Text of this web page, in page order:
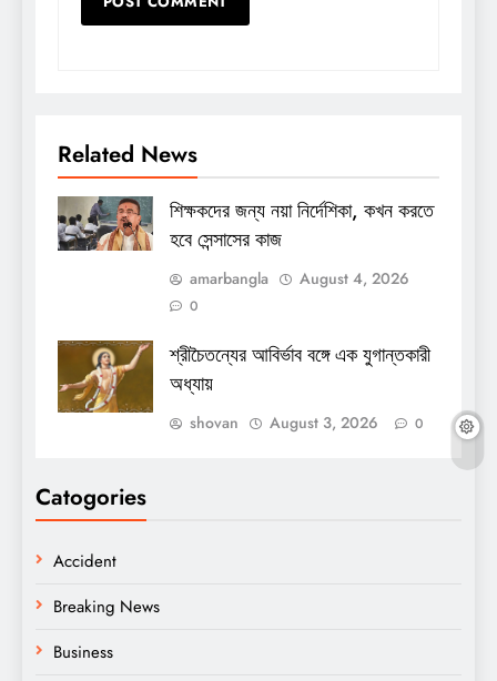
Related News
শিক্ষকদের জন্য নয়া নির্দেশিকা, কখন করতে
হবে সেন্সাসের কাজ
amarbangla August 4, 2026
0
শ্রীচৈতন্যের আবির্ভাব বঙ্গে এক যুগান্তকারী
অধ্যায়
shovan August 3, 2026 0
Catogories
Accident
Breaking News
Business